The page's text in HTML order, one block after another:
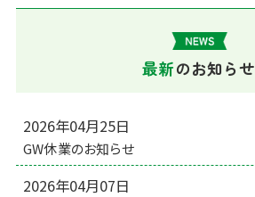
最新のお知らせ
2026年04月25日
GW休業のお知らせ
2026年04月07日